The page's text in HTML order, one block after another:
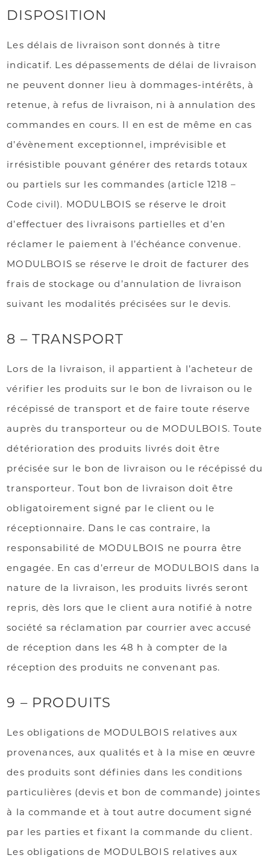
DISPOSITION
Les délais de livraison sont donnés à titre
indicatif. Les dépassements de délai de livraison
ne peuvent donner lieu à dommages-intérêts, à
retenue, à refus de livraison, ni à annulation des
commandes en cours. Il en est de même en cas
d’évènement exceptionnel, imprévisible et
irrésistible pouvant générer des retards totaux
ou partiels sur les commandes (article 1218 –
Code civil). MODULBOIS se réserve le droit
d’effectuer des livraisons partielles et d’en
réclamer le paiement à l’échéance convenue.
MODULBOIS se réserve le droit de facturer des
frais de stockage ou d’annulation de livraison
suivant les modalités précisées sur le devis.
8 – TRANSPORT
Lors de la livraison, il appartient à l’acheteur de
vérifier les produits sur le bon de livraison ou le
récépissé de transport et de faire toute réserve
auprès du transporteur ou de MODULBOIS. Toute
détérioration des produits livrés doit être
précisée sur le bon de livraison ou le récépissé du
transporteur. Tout bon de livraison doit être
obligatoirement signé par le client ou le
réceptionnaire. Dans le cas contraire, la
responsabilité de MODULBOIS ne pourra être
engagée. En cas d’erreur de MODULBOIS dans la
nature de la livraison, les produits livrés seront
repris, dès lors que le client aura notifié à notre
société sa réclamation par courrier avec accusé
de réception dans les 48 h à compter de la
réception des produits ne convenant pas.
9 – PRODUITS
Les obligations de MODULBOIS relatives aux
provenances, aux qualités et à la mise en œuvre
des produits sont définies dans les conditions
particulières (devis et bon de commande) jointes
à la commande et à tout autre document signé
par les parties et fixant la commande du client.
Les obligations de MODULBOIS relatives aux